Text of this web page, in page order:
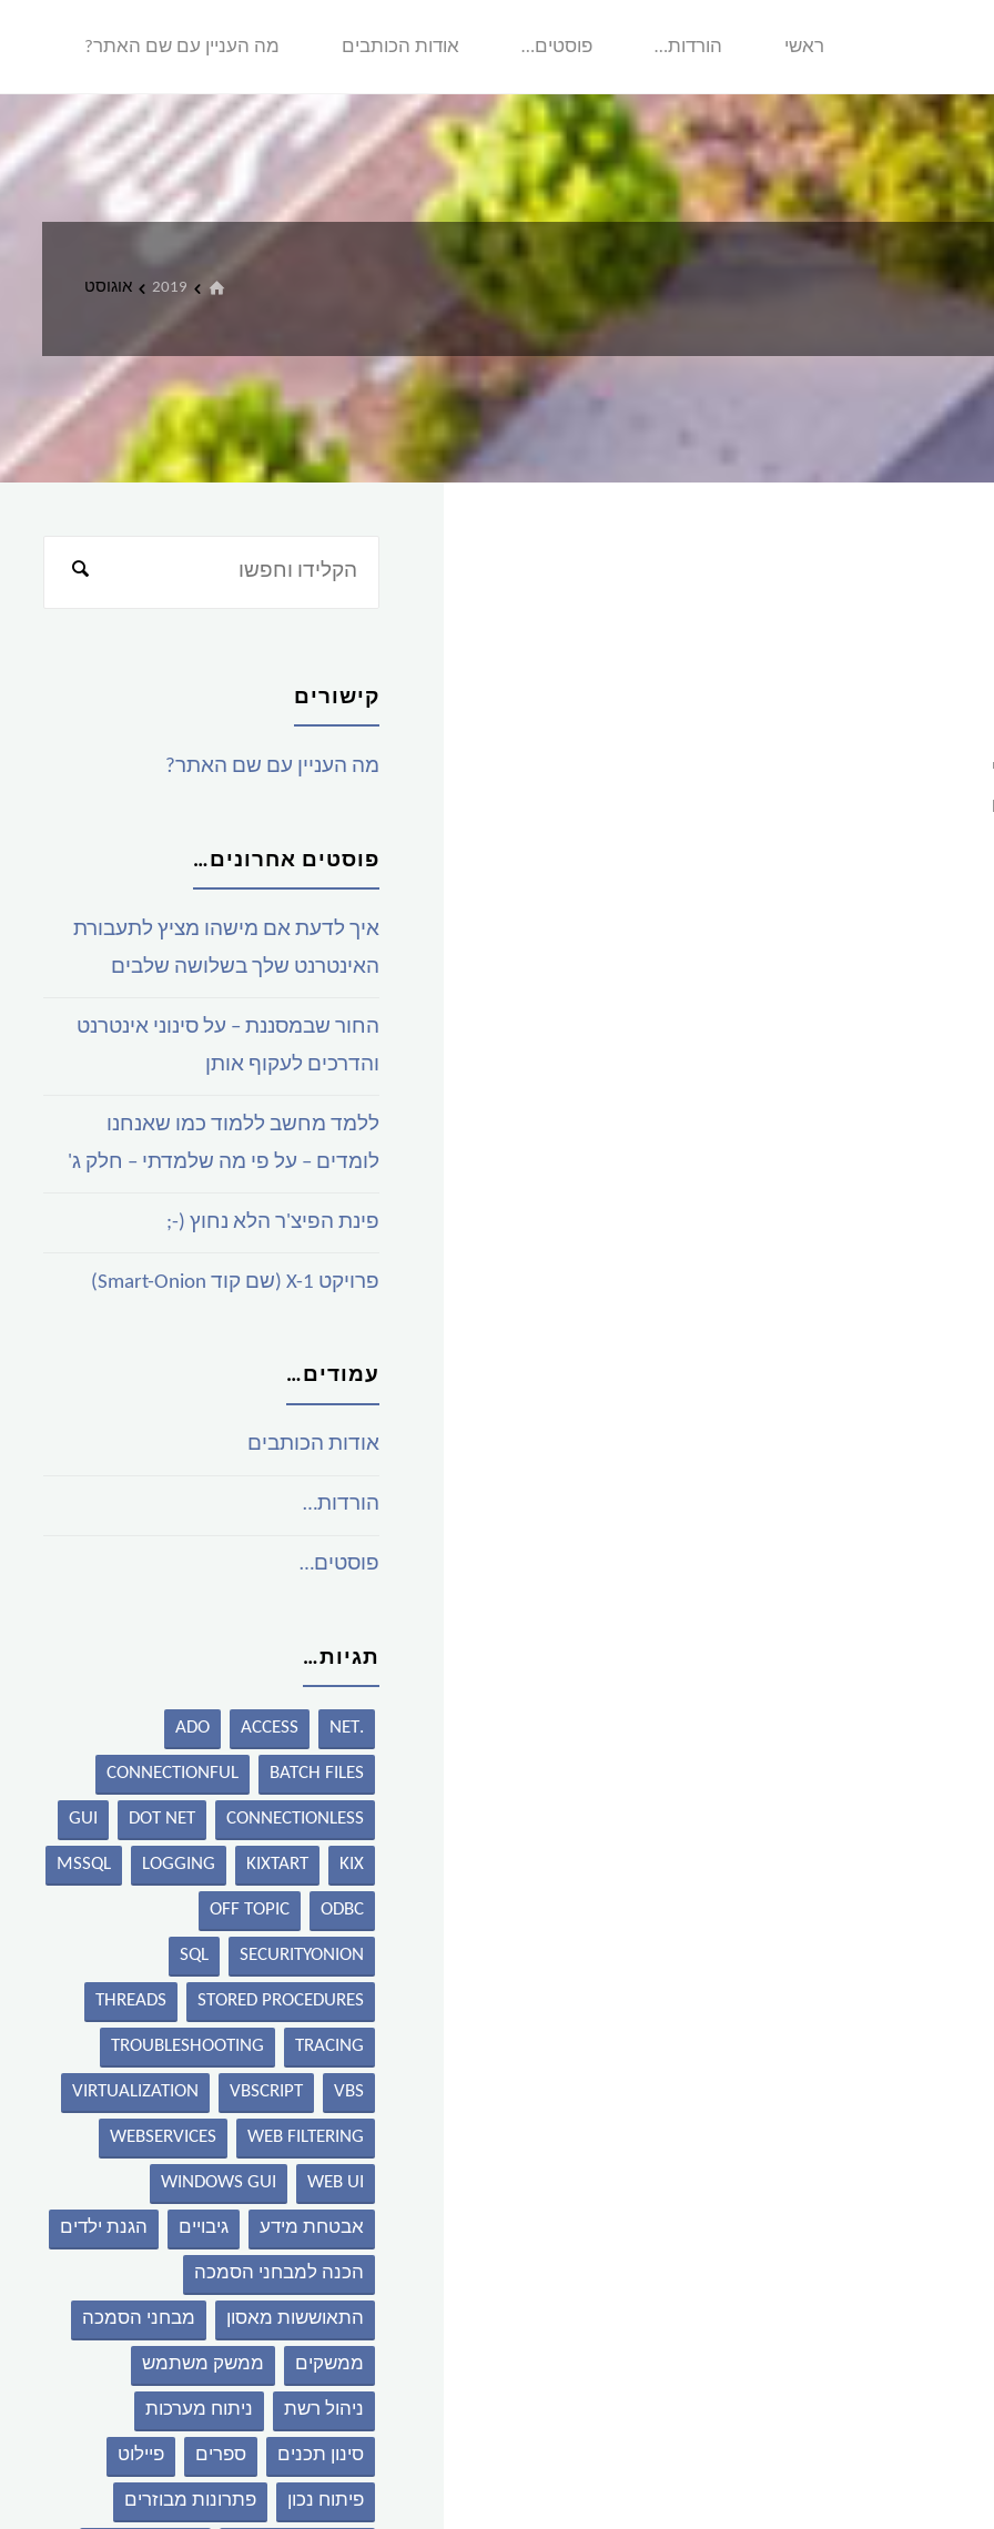
ראשי הורדות… פוסטים… אודות הכותבים מה העניין עם שם האתר?
בית2019 אוגוסט
קישורים
מה העניין עם שם האתר?
פוסטים אחרונים…
איך לדעת אם מישהו מציץ לתעבורת
האינטרנט שלך בשלושה שלבים
החור שבמסננת – על סינוני אינטרנט
והדרכים לעקוף אותן
ללמד מחשב ללמוד כמו שאנחנו
לומדים – על פי מה שלמדתי – חלק ג'
פינת הפיצ'ר הלא נחוץ (-;
פרויקט X-1 (שם קוד Smart-Onion)
עמודים…
אודות הכותבים
הורדות…
פוסטים…
תגיות…
.NET
ACCESS
ADO
BATCH FILES
CONNECTIONFUL
CONNECTIONLESS
DOT NET
GUI
KIX
KIXTART
LOGGING
MSSQL
ODBC
OFF TOPIC
SECURITYONION
SQL
STORED PROCEDURES
THREADS
TRACING
TROUBLESHOOTING
VBS
VBSCRIPT
VIRTUALIZATION
WEB FILTERING
WEBSERVICES
WEB UI
WINDOWS GUI
אבטחת מידע גיבויים הגנת ילדים
הכנה למבחני הסמכה
התאוששות מאסון מבחני הסמכה
ממשקים ממשק משתמש
ניהול רשת ניתוח מערכות
סינון תכנים ספרים פיילוט
פיתוח נכון פתרונות מבוזרים